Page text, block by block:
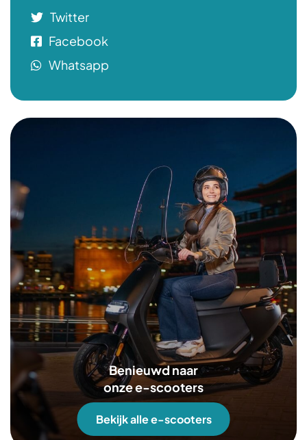
Twitter
Facebook
Whatsapp
Benieuwd naar
onze e-scooters
Bekijk alle e-scooters